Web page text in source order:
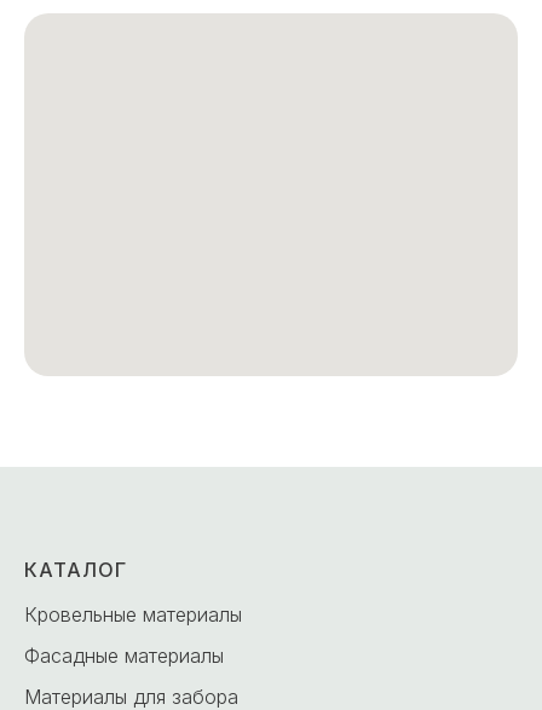
КАТАЛОГ
Кровельные материалы
Фасадные материалы
Материалы для забора